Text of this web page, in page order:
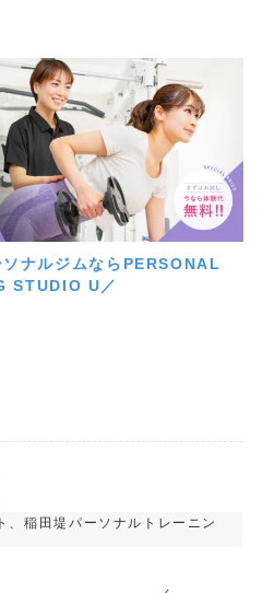
ナルジムならPERSONAL
STUDIO U／
、稲田堤パーソナルトレーニン